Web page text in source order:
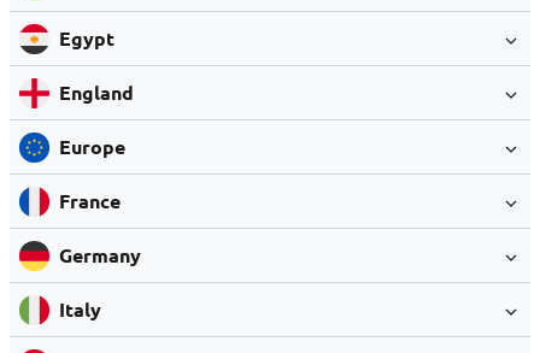
Egypt
England
Europe
France
Germany
Italy